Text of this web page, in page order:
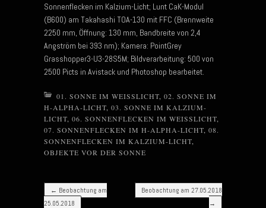
Sonnenflecken im Kalzium-Licht; Lunt CaK-Modul
(B600) am Takahashi TOA-130 mit FFC (Brennweite
2250 mm, Öffnung: 130 mm, Bandbreite von 2,4
Angström bei 393 nm); Kamera: PointGrey
Grasshopper3-U3-28S5M; Bildverarbeitung: 500 von
2500 Picts in Avistack und Photoshop bearbeitet.
01. SONNE IM WEISSLICHT 02. SONNE IM
H-ALPHA-LICHT 03. SONNE IM KALZIUM-
LICHT 06. SONNENFLECKEN IM WEISSLICHT
07. SONNENFLECKEN IM H-ALPHA-LICHT 08.
SONNENFLECKEN IM KALZIUM-LICHT
OBJEKTE VOR DER SONNE
Post navigation
← Beobachtung am
25.05.2018
Beobachtung am 27.05.2018
→